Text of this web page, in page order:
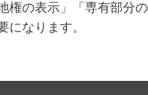
権の表示」「専有部分
になります。